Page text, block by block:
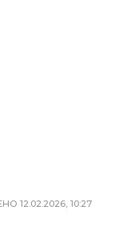
12.02.2026, 10:27